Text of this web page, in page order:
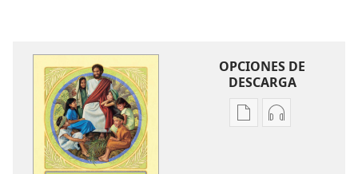
OPCIONES DE
DESCARGA
OpcionesOpciones